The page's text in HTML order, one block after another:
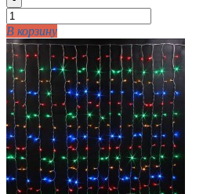
В корзину